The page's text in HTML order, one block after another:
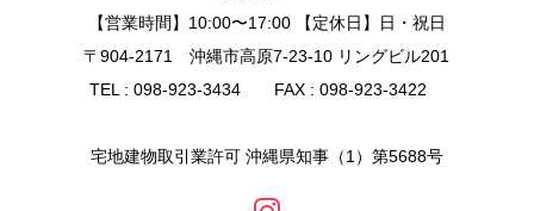
【営業時間】10:00〜17:00 【定休日】日・祝日
〒904-2171 沖縄市高原7-23-10 リングビル201
TEL : 098-923-3434 FAX : 098-923-3422
宅地建物取引業許可 沖縄県知事（1）第5688号